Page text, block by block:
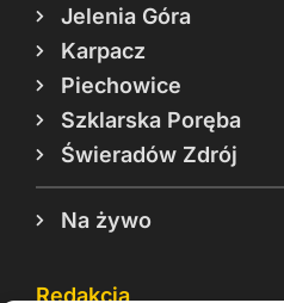
Jelenia Góra
Karpacz
Piechowice
Szklarska Poręba
Świeradów Zdrój
Na żywo
Redakcja